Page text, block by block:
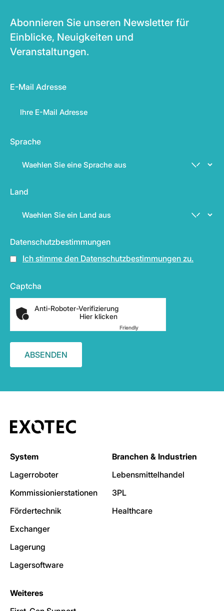
Abonnieren Sie unseren Newsletter für
Einblicke, Neuigkeiten und
Veranstaltungen.
E-Mail Adresse
Sprache
Land
Datenschutzbestimmungen
Ich stimme den Datenschutzbestimmungen zu.
Captcha
Anti-Roboter-Verifizierung
Hier klicken
FriendlyCaptcha ⇗
System
Lagerroboter
Kommissionierstationen
Fördertechnik
Exchanger
Lagerung
Lagersoftware
Branchen & Industrien
Lebensmittelhandel
3PL
Healthcare
Weiteres